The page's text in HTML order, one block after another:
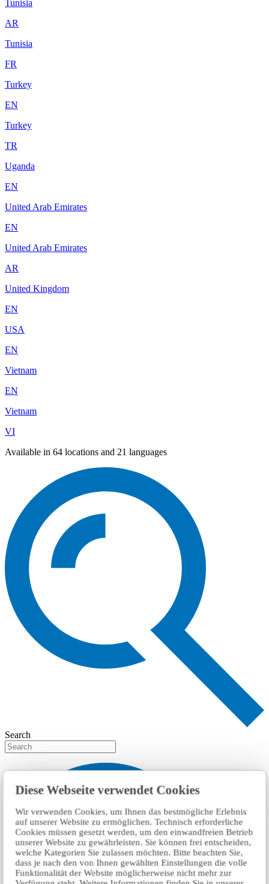
Diese Webseite verwendet Cookies
Wir verwenden Cookies, um Ihnen das bestmögliche Erlebnis
auf unserer Website zu ermöglichen. Technisch erforderliche
Cookies müssen gesetzt werden, um den einwandfreien Betrieb
unserer Website zu gewährleisten. Sie können frei entscheiden,
welche Kategorien Sie zulassen möchten. Bitte beachten Sie,
dass je nach den von Ihnen gewählten Einstellungen die volle
Funktionalität der Website möglicherweise nicht mehr zur
Tunisia
AR
Tunisia
FR
Turkey
EN
Turkey
TR
Uganda
EN
United Arab Emirates
EN
United Arab Emirates
AR
United Kingdom
EN
USA
EN
Vietnam
EN
Vietnam
VI
Available in 64 locations and 21 languages
Search